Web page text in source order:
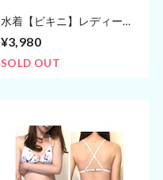
水着【ビキニ】レディース
インポートビキニ Sサイズ
(9号)
¥3,980
SOLD OUT